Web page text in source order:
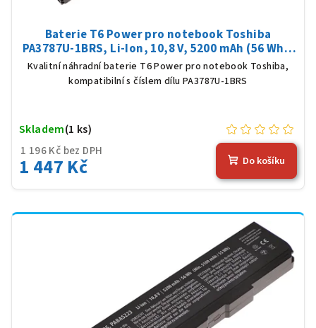
Baterie T6 Power pro notebook Toshiba
PA3787U-1BRS, Li-Ion, 10,8 V, 5200 mAh (56 Wh),
černá
Kvalitní náhradní baterie T6 Power pro notebook Toshiba,
kompatibilní s číslem dílu PA3787U-1BRS
1 196 Kč bez DPH
1 447 Kč
Skladem(1 ks)
Do košíku